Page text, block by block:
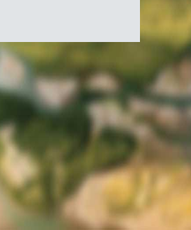
Canada